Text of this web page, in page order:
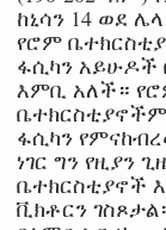
ከኒሳን 14 ወደ
የሮም
ፋሲካን አይሁዶች
እምቢ አለች።
ፋሲካን
ነገር ግን የዚያን
ቤተክርስቲያኖች
ቪክቶርን